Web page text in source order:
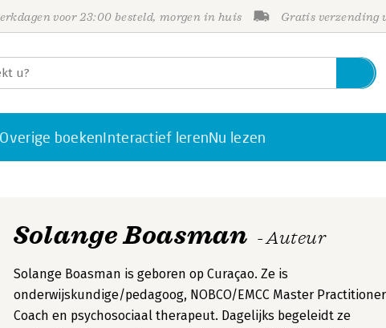
voor 23:00 besteld, morgen in huis Gratis verzending
Overige boekenInteractief lerenNu lezen
Solange Boasman - Auteur
Solange Boasman is geboren op Curaçao. Ze is
onderwijskundige/pedagoog, NOBCO/EMCC Master Practitioner
Coach en psychosociaal therapeut. Dagelijks begeleidt ze